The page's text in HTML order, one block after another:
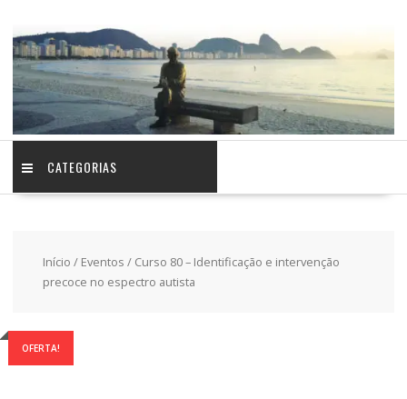
CATEGORIAS
Início / Eventos / Curso 80 – Identificação e intervenção
precoce no espectro autista
OFERTA!